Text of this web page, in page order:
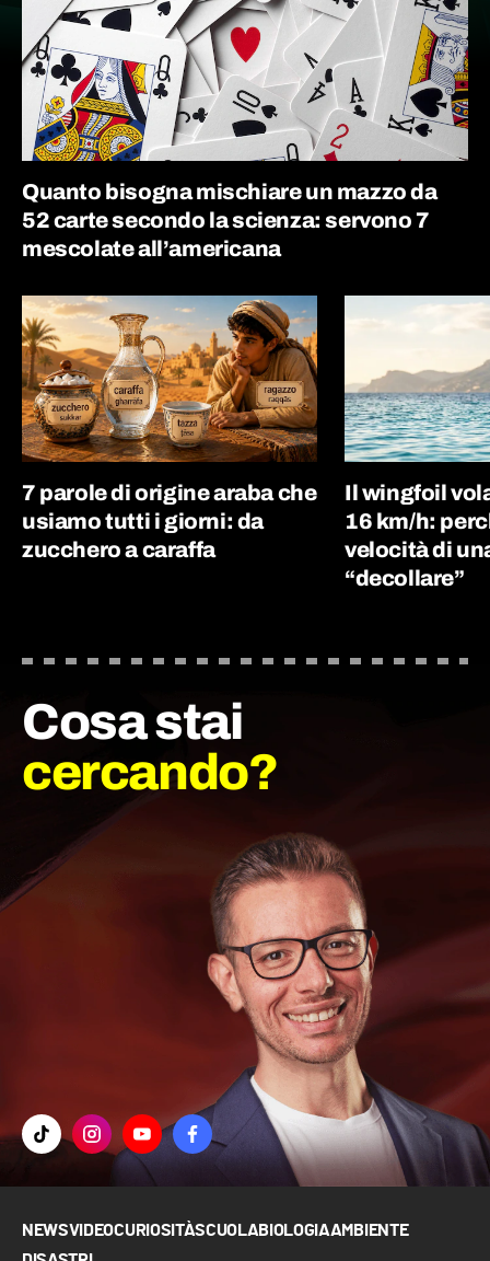
Quanto bisogna mischiare un mazzo da
52 carte secondo la scienza: servono 7
mescolate all’americana
7 parole di origine araba che
usiamo tutti i giorni: da
zucchero a caraffa
Il wingfoil
16 km/h:
velocità di
“decollare”
Cosa stai
cercando?
NEWSVIDEOCURIOSITÀSCUOLABIOLOGIAAMBIENTE